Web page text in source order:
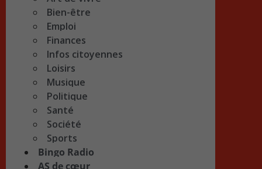
Bien-être
Emploi
Finances
Infos citoyennes
Loisirs
Musique
Politique
Santé
Société
Sports
Bingo Radio
AS de cœur